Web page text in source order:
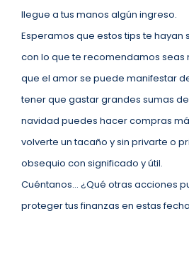
llegue a tus manos algún ingreso.
Esperamos que estos tips te hayan
con lo que te recomendamos seas
que el amor se puede manifestar
tener que gastar grandes sumas
navidad puedes hacer compras
volverte un tacaño y sin privarte o
obsequio con significado y útil.
Cuéntanos… ¿Qué otras acciones
proteger tus finanzas en estas